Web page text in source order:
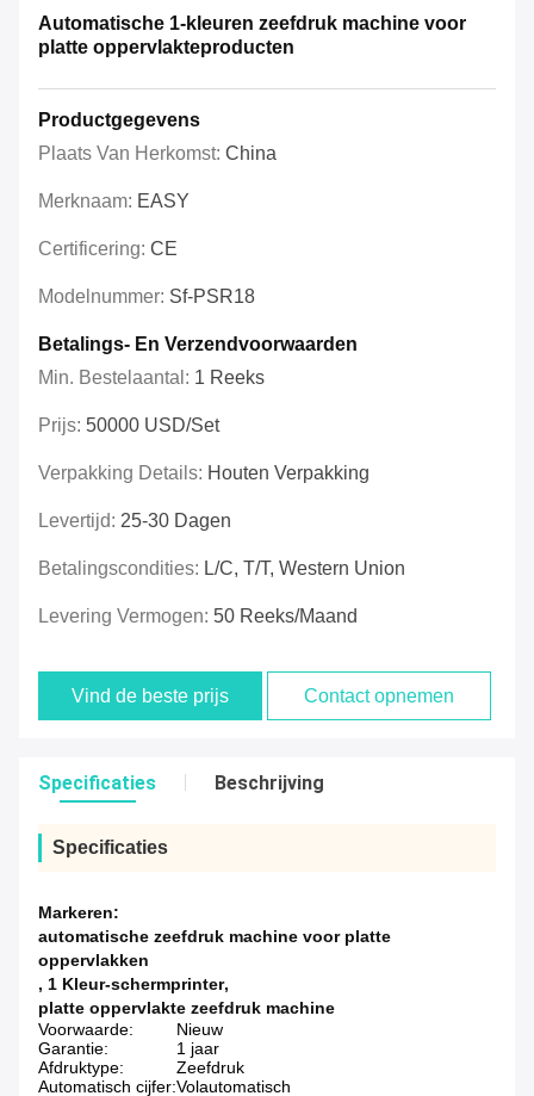
Automatische 1-kleuren zeefdruk machine voor
platte oppervlakteproducten
Productgegevens
Plaats Van Herkomst: China
Merknaam: EASY
Certificering: CE
Modelnummer: Sf-PSR18
Betalings- En Verzendvoorwaarden
Min. Bestelaantal: 1 Reeks
Prijs: 50000 USD/Set
Verpakking Details: Houten Verpakking
Levertijd: 25-30 Dagen
Betalingscondities: L/C, T/T, Western Union
Levering Vermogen: 50 Reeks/maand
Vind de beste prijs Contact opnemen
Specificaties Beschrijving
Specificaties
Markeren:
automatische zeefdruk machine voor platte
oppervlakken
, 1 Kleur-schermprinter,
platte oppervlakte zeefdruk machine
Voorwaarde:
Nieuw
Garantie:
1 jaar
Afdruktype:
Zeefdruk
Automatisch cijfer:Volautomatisch